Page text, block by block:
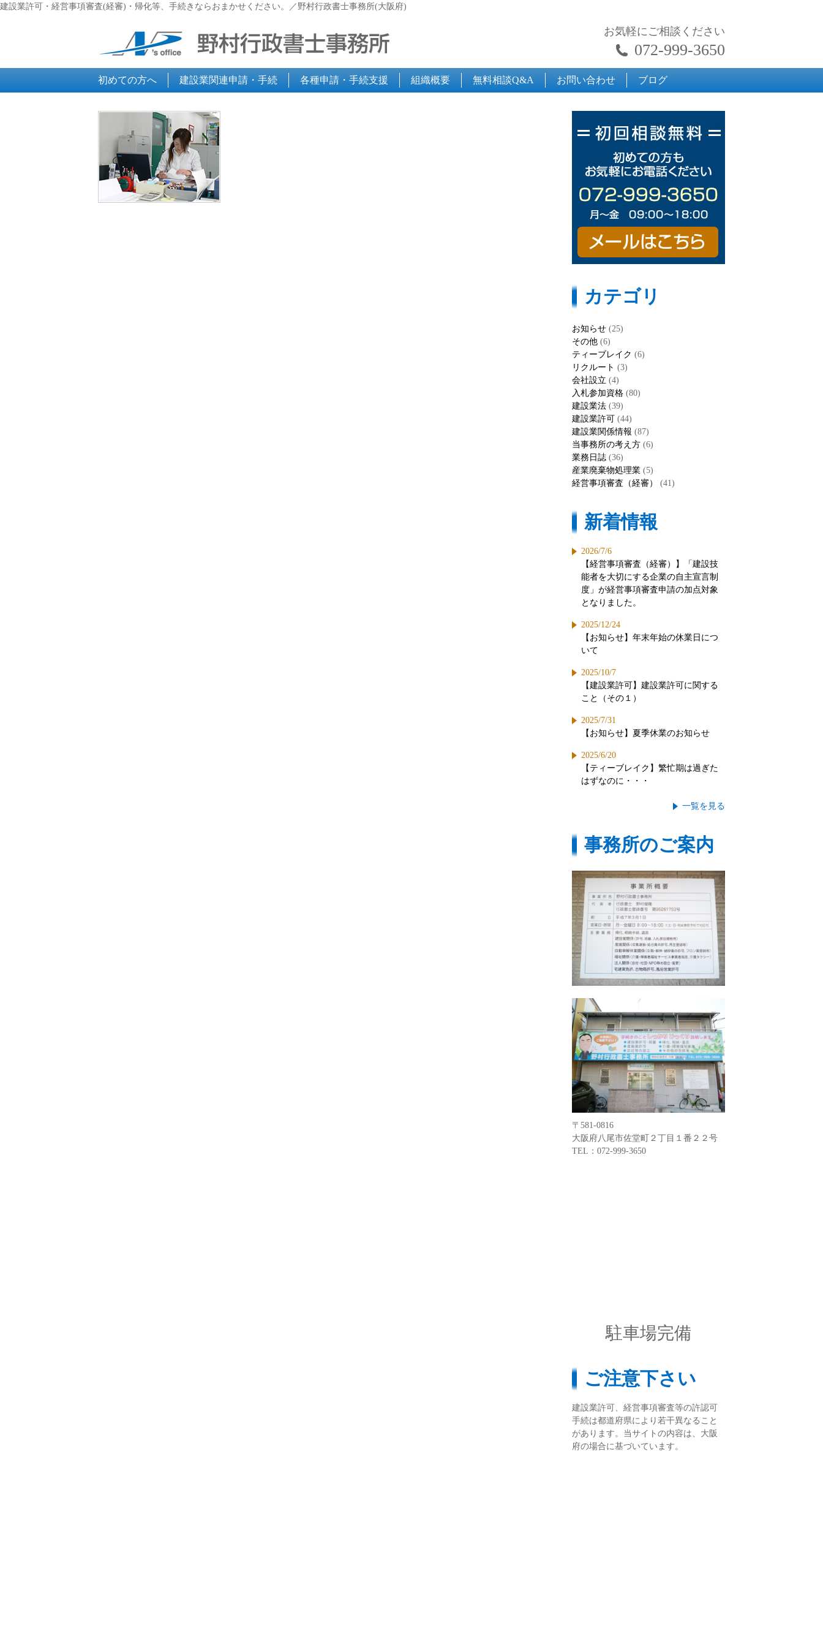
建設業許可・経営事項審査(経審)・帰化等、手続きならおまかせください。／野村行政書士事務所(大阪府)
お気軽にご相談ください
072-999-3650
初めての方へ 建設業関連申請・手続 各種申請・手続支援 組織概要 無料相談Q&A お問い合わせ ブログ
カテゴリ
お知らせ (25)
その他 (6)
ティーブレイク (6)
リクルート (3)
会社設立 (4)
入札参加資格 (80)
建設業法 (39)
建設業許可 (44)
建設業関係情報 (87)
当事務所の考え方 (6)
業務日誌 (36)
産業廃棄物処理業 (5)
経営事項審査（経審）
(41)
新着情報
2026/7/6
【経営事項審査（経審）】「建設技
能者を大切にする企業の自主宣言制
度」が経営事項審査申請の加点対象
となりました。
2025/12/24
【お知らせ】年末年始の休業日につ
いて
2025/10/7
【建設業許可】建設業許可に関する
こと（その１）
2025/7/31
【お知らせ】夏季休業のお知らせ
2025/6/20
【ティーブレイク】繁忙期は過ぎた
はずなのに・・・
一覧を見る
事務所のご案内
〒581-0816
大阪府八尾市佐堂町２丁目１番２２号
TEL：072-999-3650
駐車場完備
ご注意下さい
建設業許可、経営事項審査等の許認可
手続は都道府県により若干異なること
があります。当サイトの内容は、大阪
府の場合に基づいています。